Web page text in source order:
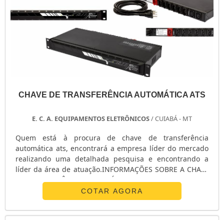
CHAVE DE TRANSFERÊNCIA AUTOMÁTICA ATS
E. C. A. EQUIPAMENTOS ELETRÔNICOS/ CUIABÁ - MT
Quem está à procura de chave de transferência
automática ats, encontrará a empresa líder do mercado
realizando uma detalhada pesquisa e encontrando a
líder da área de atuação.INFORMAÇÕES SOBRE A CHAVE
DE TRANSFERÊNCIA AUTOMÁTICA ATSQuem procura por
chave de transferência automática ats em uma empresa
inovadora, acha o site da E. C. A. Equipamentos
Eletrônicos. Na companhia é possível encontrar
COTAR AGORA